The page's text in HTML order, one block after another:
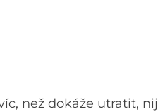
než dokáže utratit,